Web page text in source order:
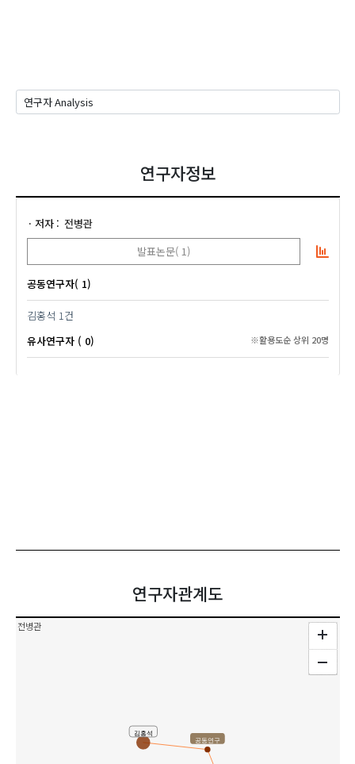
연구자정보
저자
전병관
발표논문( 1)
공동연구자( 1)
김홍석 1건
유사연구자 ( 0)
※활용도순 상위 20명
연구자관계도
전병관
김홍석
공동연구